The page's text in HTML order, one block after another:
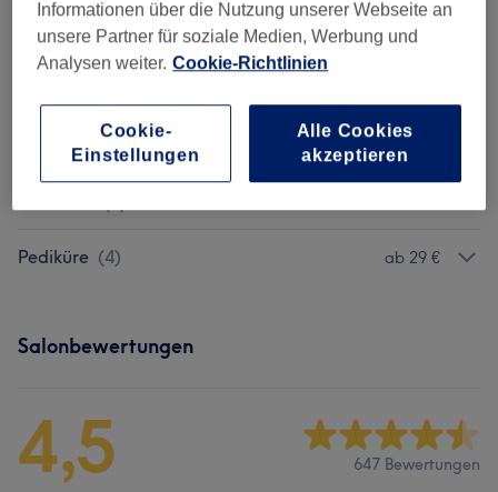
Kombo-Set (4) ab 90 €
Nagel Design (1) ab 0,50 €
Pediküre (4) ab 29 €
Salonbewertungen
4,5 647 Bewertungen
Informationen über die Nutzung unserer Webseite an
unsere Partner für soziale Medien, Werbung und
Analysen weiter. Cookie-Richtlinien
Cookie-
Einstellungen
Alle Cookies
akzeptieren